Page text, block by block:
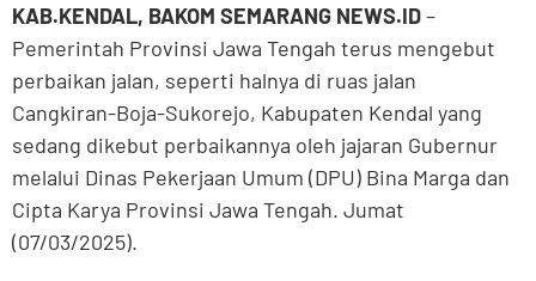
KAB.KENDAL, BAKOM SEMARANG NEWS.ID–
Pemerintah Provinsi Jawa Tengah terus mengebut
perbaikan jalan, seperti halnya di ruas jalan
Cangkiran-Boja-Sukorejo, Kabupaten Kendal yang
sedang dikebut perbaikannya oleh jajaran Gubernur
melalui Dinas Pekerjaan Umum (DPU) Bina Marga dan
Cipta Karya Provinsi Jawa Tengah. Jumat
(07/03/2025).